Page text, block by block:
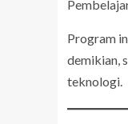
Program
demikian,
teknologi.